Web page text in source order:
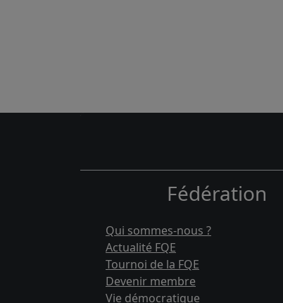
Fédération
Qui sommes-nous ?
Actualité FQE
Tournoi de la FQE
Devenir membre
Vie démocratique